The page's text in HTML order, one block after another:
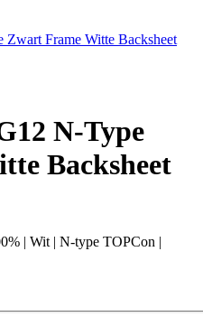
Frame Witte Backsheet
N-Type
Backsheet
| Wit | N-type TOPCon |